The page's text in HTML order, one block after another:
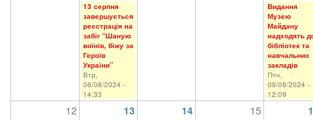
13 серпня
завершується
реєстрація на
забіг “Шаную
воїнів, біжу за
Героїв
України”
Втр,
06/08/2024 -
14:33
Видання
Музею
Майдану
надходять
бібліотек та
навчальних
закладів
Птн,
09/08/2024 -
12:09
12 13 14 15